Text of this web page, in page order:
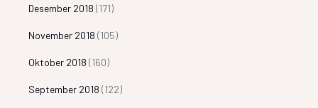
Desember 2018 (171)
November 2018 (105)
Oktober 2018 (160)
September 2018 (122)